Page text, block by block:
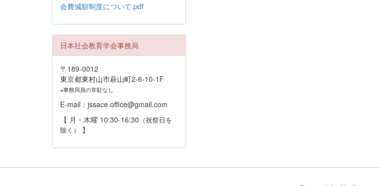
会費減額制度について.pdf
日本社会教育学会事務局
〒189-0012
東京都東村山市萩山町2-6-10-1F
※事務局員の常駐なし
E-mail：jssace.office@gmail.com
【 月・木曜 10:30-16:30 （祝祭日を
除く）
】